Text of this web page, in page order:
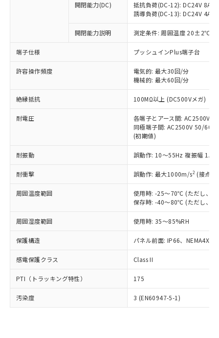
開閉能力(DC)
抵抗負荷(DC-12): DC24V 8A/
誘導負荷(DC-13): DC24V 4A/
開閉能力説明 測定条件: 周囲温度 20±2℃、
端子仕様 プッシュインPlus端子台
許容操作頻度
電気的: 最大30回/分
機械的: 最大60回/分
絶縁抵抗 100MΩ以上 (DC500Vメガ)
耐電圧
各端子とアース間: AC2500V
同極端子間: AC2500V 50/
(初期値)
耐振動 誤動作: 10～55Hz 複振幅
耐衝撃 誤動作: 最大1000m/s2 (接点
周囲温度範囲
使用時: -25～70℃ (ただし、氷
保存時: -40～80℃ (ただし、氷
周囲湿度範囲 使用時: 35～85%RH
保護構造 パネル前面: IP66、NEMA4X,
感電保護クラス Class II
PTI（トラッキング特性） 175
汚染度 3 (EN60947-5-1)
以下の条件をお読みいただき、同意のうえ
ご利用ください。
本サービスは、当社制御機器事業取扱
商品の当社在庫状況および標準価格
(税抜)を提供させていただくもので
当社制御機器事業取扱商品の中には、
本サービスの対象外となる商品もある
ことをご了承ください。
在庫状況および標準価格照会結果は、
記載している更新日時点での社内デー
タに基づき作成されるものであり、閲
覧された時点での実際の在庫および標
準価格とは異なる場合があることをご
正式な納期状況および標準価格はお客
様のお取引先、またはお客様担当のオ
ムロン制御機器販売店・当社販売員に
オムロン制御機器販売店や当社販売拠
販売ネットワーク
」をご確認
在庫状況および標準価格結果を当社の
事前の承諾なく第三者に漏洩または開
示しないようお願いします。
マイパーツ機能（部品リスト作成サー
ビス）をご利用いただくには、I-Web
対応予定なし：EU RoHS指令（10物質）の
非含有に非対応の商品で、対応品を出す予
調査・確認中：EU RoHS指令（10物質）の
非含有の対応状況を調査中または確認中の
商品です。
非該当品：ライセンス料など無形物で、有
害物質有無と関係のない商品です。
仕入先様の事情により、非含有部品として
いたものが、含有品と判明した場合などや
むを得ず変更することがあります。
鉛(Pb) 1000ppm以下、 水銀(Hg) 1000ppm以下、 カド
六価クロム(Cr(Ⅵ)) 1000ppm以下、ポリ臭化ビフェニル
類(PBB) 1000ppm以下、ポリ臭化ジフェニルエーテル類
ルベンジル（BBP） 1000ppm以下、フタル酸ジブチル
（DBP） 1000ppm以下、フタル酸ジイソブチル
但し、RoHS指令で産業用監視および制御機器に対する
適用除外項目は除く。
フタル酸エステル類の４物質については閾値を超える意
図的な使用がないことを確認しています。
部品在庫の切り替え状況などにより、予定
月が前後することがあります。
「○」：最大均質材料含有率が中国RoHSの
基準値以下であることを示します。
「×」：最大均質材料含有率が中国RoHSの
基準値を超えていることを示します。
「－」：未確認です。当社販売部門へお問
*中国RoHS10物質の基準値 (GB/T26572)：
Pb(鉛) :1000ppm、 Hg(水銀) : 1000ppm、 Cd(カドミウ
Cr(Ⅵ)(六価クロム) : 1000ppm、 PBBs(ポリ臭化ビフェ
ニル類) : 1000ppm、 PBDEs(ポリ臭化ジフェニルエーテ
ル類) : 1000ppm、
DBP(フタル酸ジブチル) : 1000ppm、 DIBP(フタル酸ジ
イソブチル) : 1000ppm、 BBP(フタル酸ブチルベンジ
DEHP(フタル酸ビス(2-エチルヘキシル)) : 1000ppm
「ｅ」：有害物質（10物質）のすべてが基
準値以下であることを示します。
「10」：通常の使用状況下において有害物
質が外部に漏えいし、環境に深刻な影響を
及ぼさない年数を意味します。
当社は、これら貴社製品のうち、外国
為替および外国貿易法に定める商品
（以下｢規制貨物等」という）を輸出
または国外への提供する場合は、日本
国政府の輸出許可(または役務取引許
可)を取得するなどの必要な手続きを
当社は規制貨物を破棄する場合は、完
全に破砕するなど、違法に輸出されな
いよう必要な手段を講じます。
当社は貴社製品を、核兵器、ミサイ
ル、化学兵器、生物兵器またはその他
武器並びにこれらの製造装置等に一切
当社は、貴社製品を第三者に販売する
場合は、上記1、2および3の内容を当
該第三者に通知します。また当社は、
販売先および販売に係わる関係者が違
法に輸出するおそれがある場合は、取
り引きをいたしません。
一定数以上の在庫あり
一定数には満たないが在庫あり
在庫なし(最新の在庫状況につ
いては、お客様のお取引先、ま
たはお客様担当のオムロン制御
機器販売店・当社販売員にご確
受注生産機種、また在庫状況の
情報を公開していない機種